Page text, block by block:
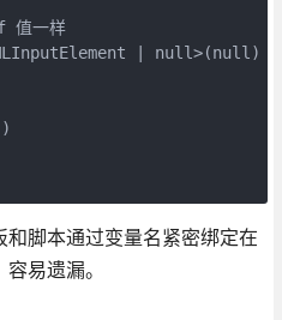
值一样
| null>(null)
脚本通过变量名紧密绑定在
易遗漏。